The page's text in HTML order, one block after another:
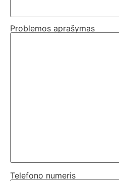
Problemos aprašymas
Telefono numeris